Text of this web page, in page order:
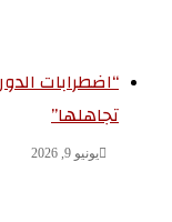
“اضطرابات
تجاهلها”
يونيو 9, 2026